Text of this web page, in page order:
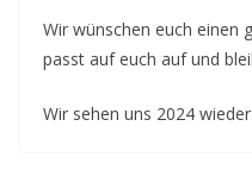
Wir wünschen euch einen
passt auf euch auf und
Wir sehen uns 2024